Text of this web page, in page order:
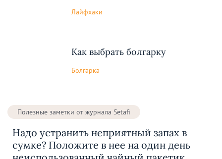
Лайфхаки
Как выбрать болгарку
Болгарка
Полезные заметки от журнала Setafi